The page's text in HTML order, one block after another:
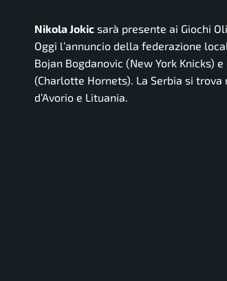
Nikola Jokic sarà presente ai Giochi
Oggi l’annuncio della federazione
Bojan Bogdanovic (New York Knicks)
(Charlotte Hornets). La Serbia si trova
d’Avorio e Lituania.